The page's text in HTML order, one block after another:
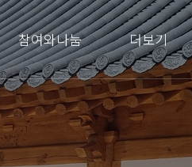
참여와나눔 더보기